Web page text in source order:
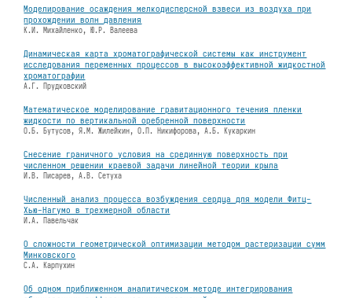
Моделирование осаждения мелкодисперсной взвеси из воздуха при
прохождении волн давления
К.И. Михайленко, Ю.Р. Валеева
Динамическая карта хроматографической системы как инструмент
исследования переменных процессов в высокоэффективной жидкостной
хроматографии
А.Г. Прудковский
Математическое моделирование гравитационного течения пленки
жидкости по вертикальной оребренной поверхности
О.Б. Бутусов, Я.М. Жилейкин, О.П. Никифорова, А.Б. Кукаркин
Снесение граничного условия на срединную поверхность при
численном решении краевой задачи линейной теории крыла
И.В. Писарев, А.В. Сетуха
Численный анализ процесса возбуждения сердца для модели Фитц-
Хью-Нагумо в трехмерной области
И.А. Павельчак
О сложности геометрической оптимизации методом растеризации сумм
Минковского
С.А. Карпухин
Об одном приближенном аналитическом методе интегрирования